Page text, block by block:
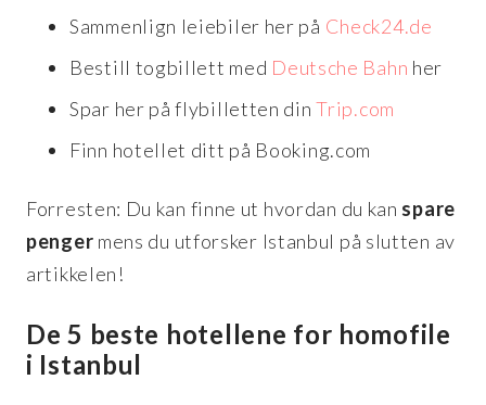
Sammenlign leiebiler her på Check24.de
Bestill togbillett med Deutsche Bahn her
Spar her på flybilletten dinTrip.com
Finn hotellet ditt på Booking.com
Forresten: Du kan finne ut hvordan du kan spare
penger mens du utforsker Istanbul på slutten av
artikkelen!
De 5 beste hotellene for homofile
i Istanbul